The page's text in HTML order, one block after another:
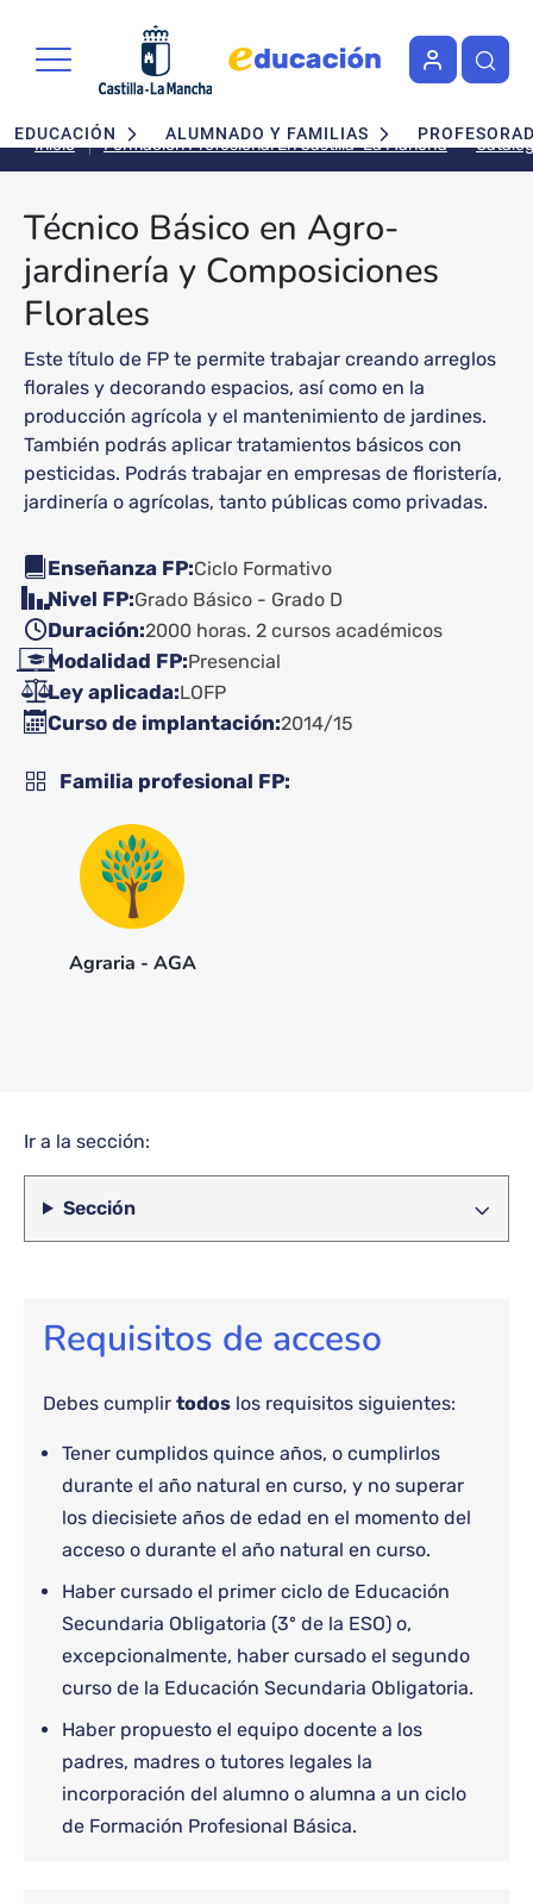
Navegación principal
EDUCACIÓN ALUMNADO Y FAMILIAS
Inicio Formación Profesional En Castilla-La Mancha
Técnico Básico en Agro-
jardinería y Composiciones
Florales
Este título de FP te permite trabajar creando arreglos
florales y decorando espacios, así como en la
producción agrícola y el mantenimiento de jardines.
También podrás aplicar tratamientos básicos con
pesticidas. Podrás trabajar en empresas de floristería,
jardinería o agrícolas, tanto públicas como privadas.
Enseñanza FP Ciclo Formativo
Nivel FP Grado Básico - Grado D
Duración 2000 horas. 2 cursos académicos
Modalidad FP Presencial
Ley aplicada LOFP
Curso de implantación 2014/15
Familia profesional FP
Agraria - AGA
Ir a la sección:
Sección
Requisitos de acceso
Debes cumplir todos los requisitos siguientes:
Tener cumplidos quince años, o cumplirlos
durante el año natural en curso, y no superar
los diecisiete años de edad en el momento del
acceso o durante el año natural en curso.
Haber cursado el primer ciclo de Educación
Secundaria Obligatoria (3º de la ESO) o,
excepcionalmente, haber cursado el segundo
curso de la Educación Secundaria Obligatoria.
Haber propuesto el equipo docente a los
padres, madres o tutores legales la
incorporación del alumno o alumna a un ciclo
de Formación Profesional Básica.